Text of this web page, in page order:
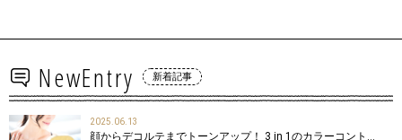
NewEntry 新着記事
2025.06.13
顔からデコルテまでトーンアップ！ 3 in 1のカラーコント…